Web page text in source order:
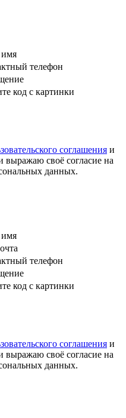
телефон
код с картинки
соглашения и
выражаю своё согласие на
данных.
телефон
код с картинки
соглашения и
выражаю своё согласие на
данных.